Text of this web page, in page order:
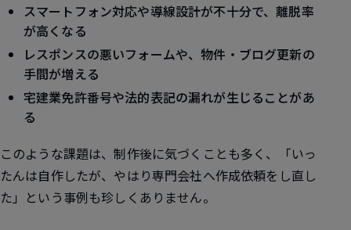
スマートフォン対応や導線設計が不十分で、離脱率
が高くなる
レスポンスの悪いフォームや、物件・ブログ更新の
手間が増える
宅建業免許番号や法的表記の漏れが生じることがあ
る
このような課題は、制作後に気づくことも多く、「いっ
たんは自作したが、やはり専門会社へ作成依頼をし直し
た」という事例も珍しくありません。